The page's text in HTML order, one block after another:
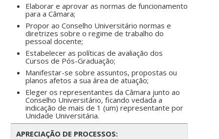
Elaborar e aprovar as normas de funcionamento
para a Câmara;
Propor ao Conselho Universitário normas e
diretrizes sobre o regime de trabalho do
pessoal docente;
Estabelecer as políticas de avaliação dos
Cursos de Pós-Graduação;
Manifestar-se sobre assuntos, propostas ou
planos afetos a sua área de atuação;
Eleger os representantes da Câmara junto ao
Conselho Universitário, ficando vedada a
indicação de mais de 1 (um) representante por
Unidade Universitária.
APRECIAÇÃO DE PROCESSOS: